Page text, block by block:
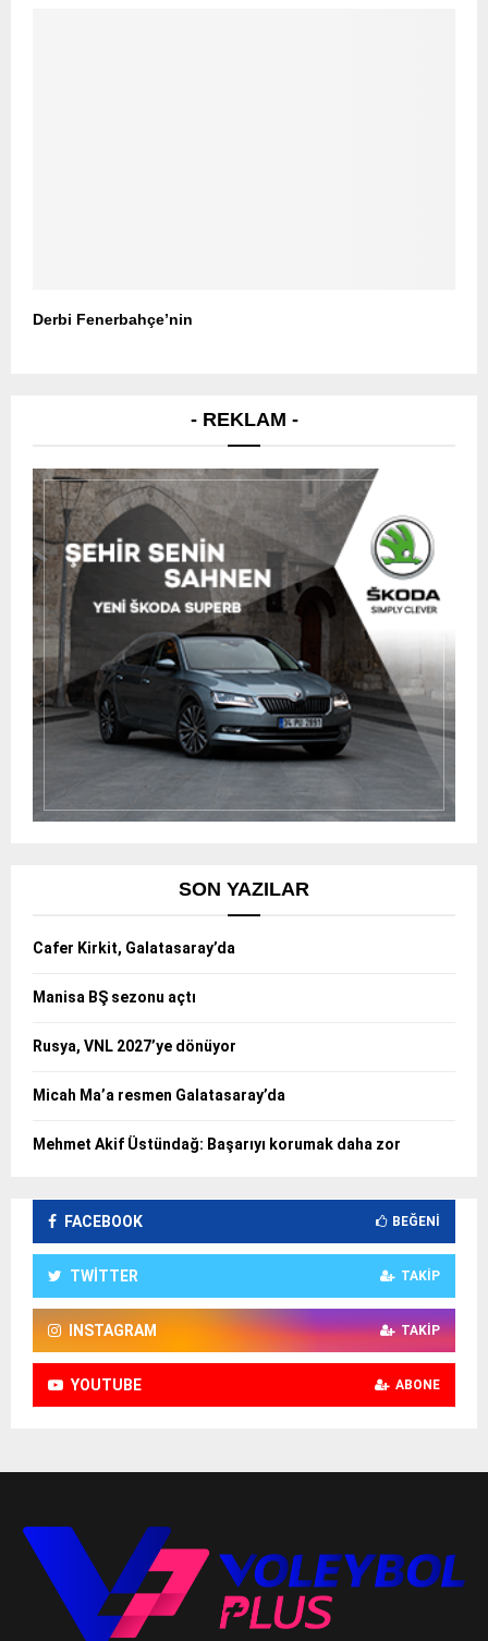
Derbi Fenerbahçe’nin
- REKLAM -
SON YAZILAR
Cafer Kirkit, Galatasaray’da
Manisa BŞ sezonu açtı
Rusya, VNL 2027’ye dönüyor
Micah Ma’a resmen Galatasaray’da
Mehmet Akif Üstündağ: Başarıyı korumak daha zor
FACEBOOK BEĞENI
TWITTER TAKIP
INSTAGRAM TAKIP
YOUTUBE ABONE